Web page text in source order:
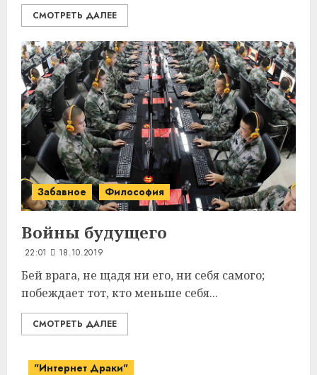
СМОТРЕТЬ ДАЛЕЕ
Забавное Философия
Войны будущего
22:01 18.10.2019
Бей врага, не щадя ни его, ни себя самого;
побеждает тот, кто меньше себя...
СМОТРЕТЬ ДАЛЕЕ
"Интернет Драки"